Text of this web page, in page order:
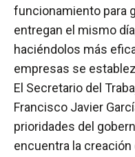
funcionamiento para
entregan el mismo
haciéndolos más
empresas se
El Secretario del
Francisco Javier
prioridades del
encuentra la